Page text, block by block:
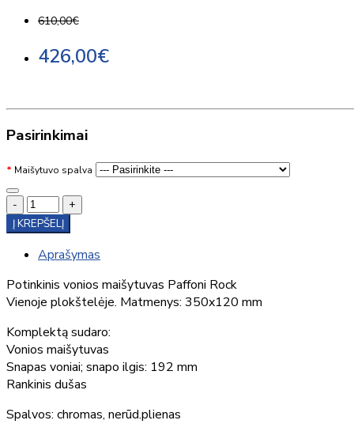
610,00€
426,00€
Pasirinkimai
Maišytuvo spalva
-
+
Į KREPŠELĮ
Aprašymas
Potinkinis vonios maišytuvas Paffoni Rock
Vienoje plokštelėje. Matmenys: 350x120 mm
Komplektą sudaro:
Vonios maišytuvas
Snapas voniai; snapo ilgis: 192 mm
Rankinis dušas
Spalvos: chromas, nerūd.plienas